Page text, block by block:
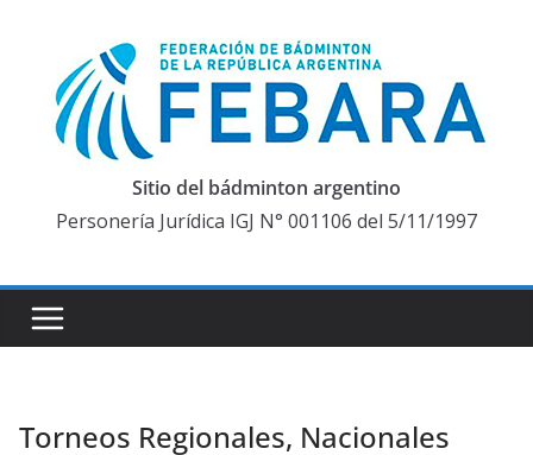
contenido
Sitio del bádminton argentino
Personería Jurídica IGJ N° 001106 del 5/11/1997
Torneos Regionales, Nacionales